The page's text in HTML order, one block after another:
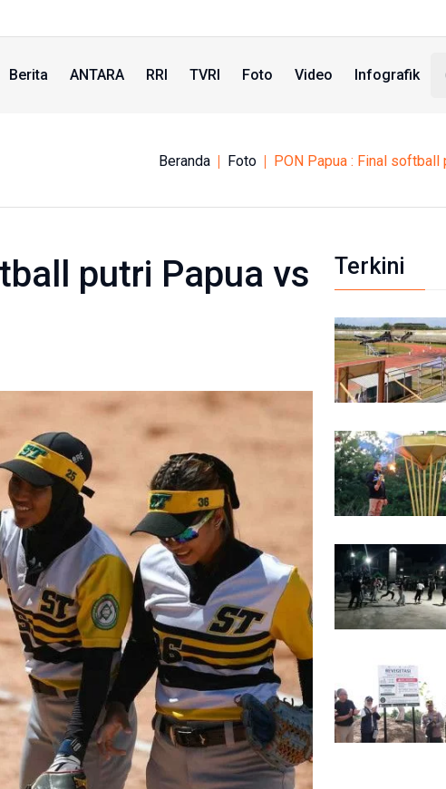
Berita ANTARA RRI TVRI Foto Video Infografik
Beranda Foto PON Papua : Final
putri Papua vs
Terkini